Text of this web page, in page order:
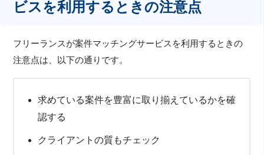
ビスを利用するときの注意点
フリーランスが案件マッチングサービスを利用するときの
注意点は、以下の通りです。
求めている案件を豊富に取り揃えているかを確
認する
クライアントの質もチェック